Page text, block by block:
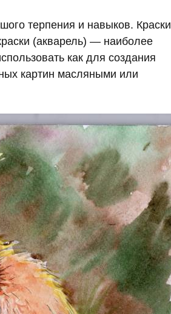
терпения и навыков. Краски
(акварель) — наиболее
как для создания
картин масляными или